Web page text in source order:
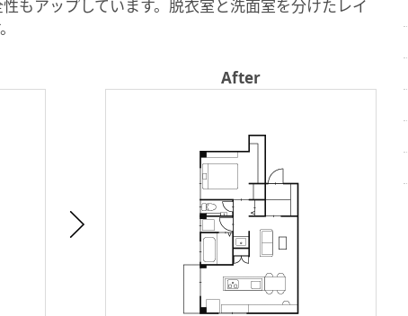
もアップしています。脱衣室と洗面室を分けたレイ
After